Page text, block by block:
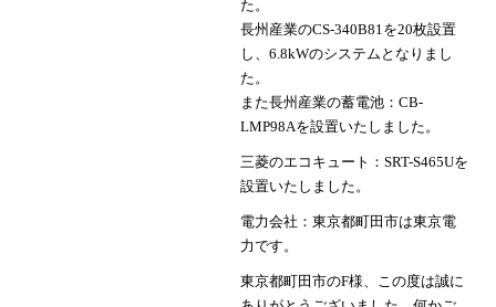
た。
長州産業のCS-340B81を20枚設置
し、6.8kWのシステムとなりまし
た。
また長州産業の蓄電池：CB-
LMP98Aを設置いたしました。
三菱のエコキュート：SRT-S465Uを
設置いたしました。
電力会社：東京都町田市は東京電
力です。
東京都町田市のF様、この度は誠に